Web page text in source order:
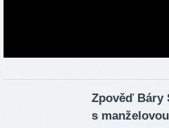
Zpověď Báry
s